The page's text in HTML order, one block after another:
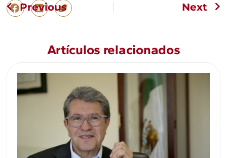
Previous Next
Artículos relacionados